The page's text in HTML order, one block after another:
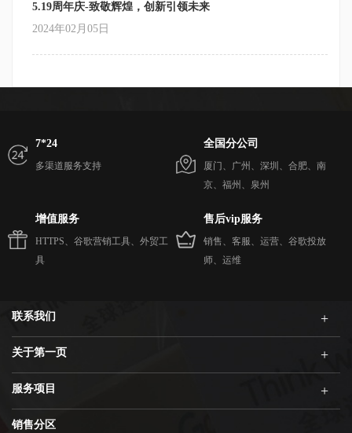
5.19周年庆-致敬辉煌，创新引领未来
2024年02月05日
7*24
多渠道服务支持
全国分公司
厦门、广州、深圳、合肥、南
京、福州、泉州
增值服务
HTTPS、谷歌营销工具、外贸工
具
售后vip服务
销售、客服、运营、谷歌投放
师、运维
联系我们
关于第一页
服务项目
销售分区